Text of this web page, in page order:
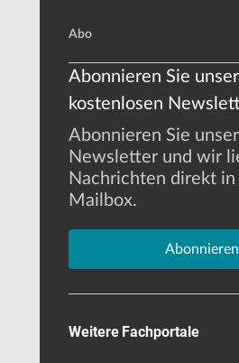
Abo
Abonnieren Sie
kostenlosen
Abonnieren Sie
Newsletter und wir
Nachrichten direkt in
Mailbox.
Abonnieren
Weitere Fachportale